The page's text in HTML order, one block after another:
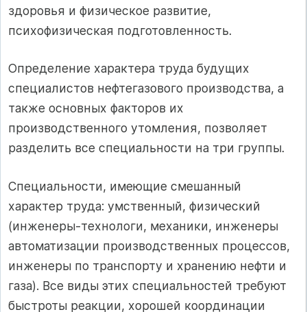
здоровья и физическое развитие,
психофизическая подготовленность.
Определение характера труда будущих
специалистов нефтегазового производства, а
также основных факторов их
производственного утомления, позволяет
разделить все специальности на три группы.
Специальности, имеющие смешанный
характер труда: умственный, физический
(инженеры-технологи, механики, инженеры
автоматизации производственных процессов,
инженеры по транспорту и хранению нефти и
газа). Все виды этих специальностей требуют
быстроты реакции, хорошей координации